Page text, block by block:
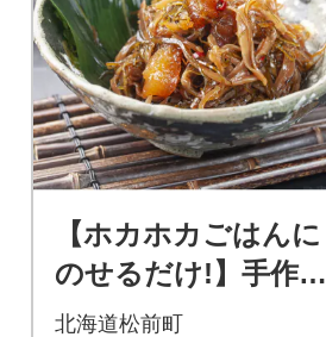
【ホカホカごはんに
のせるだけ!】手作り
松前漬150g×4箱
北海道松前町